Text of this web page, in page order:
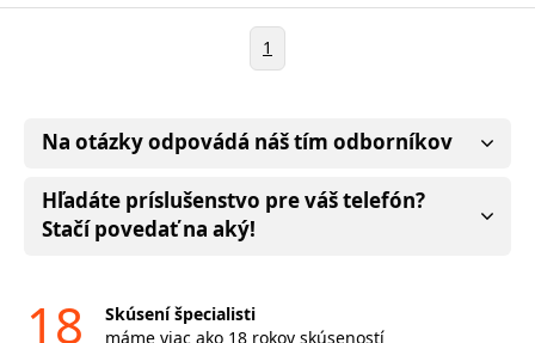
1
Na otázky odpovádá náš tím odborníkov
Hľadáte príslušenstvo pre váš telefón?
Stačí povedať na aký!
18
Skúsení špecialisti
máme viac ako 18 rokov skúseností